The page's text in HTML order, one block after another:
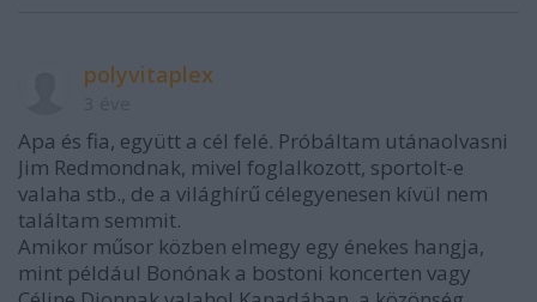
polyvitaplex
Apa és fia, együtt a cél felé. Próbáltam utánaolvasni
Jim Redmondnak, mivel foglalkozott, sportolt-e
valaha stb., de a világhírű célegyenesen kívül nem
találtam semmit.
Amikor műsor közben elmegy egy énekes hangja,
mint például Bonónak a bostoni koncerten vagy